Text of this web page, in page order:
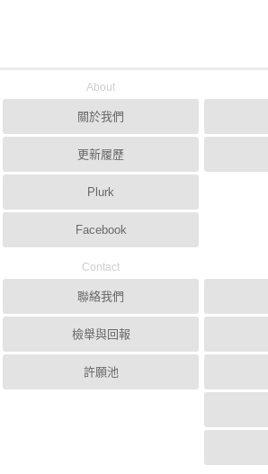
About
關於我們
更新履歷
Plurk
Facebook
Contact
聯絡我們
檢舉與回報
許願池